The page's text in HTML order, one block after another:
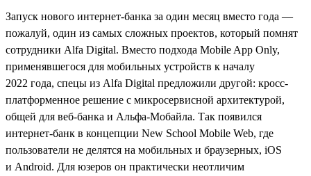
Запуск нового интернет-банка за один месяц вместо года —
пожалуй, один из самых сложных проектов, который помнят
сотрудники Alfa Digital. Вместо подхода Mobile App Only,
применявшегося для мобильных устройств к началу
2022 года, спецы из Alfa Digital предложили другой: кросс-
платформенное решение с микросервисной архитектурой,
общей для веб-банка и Альфа-Мобайла. Так появился
интернет-банк в концепции New School Mobile Web, где
пользователи не делятся на мобильных и браузерных, iOS
и Android. Для юзеров он практически неотличим